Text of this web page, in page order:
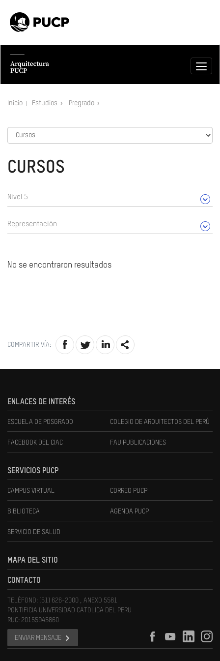
Inicio Estudios Pregrado
CURSOS
Nivel 5
Representación
No se encontraron resultados
COMPARTIR VÍA:
ENLACES DE INTERÉS
ESCUELA DE POSGRADO COLEGIO DE ARQUITECTOS DEL PERÚ
FACEBOOK DEL CIAC FAU PUBLICACIONES
SERVICIOS PUCP
CAMPUS VIRTUAL CORREO PUCP
BIBLIOTECA AGENDA PUCP
SERVICIO DE SALUD
MAPA DEL SITIO
CONTACTO
TELÉFONO: (51) 626-2000 , ANEXO 5581
PONTIFICIA UNIVERSIDAD CATOLICA DEL PERU
RUC: 20155945860
ENVIAR MENSAJE